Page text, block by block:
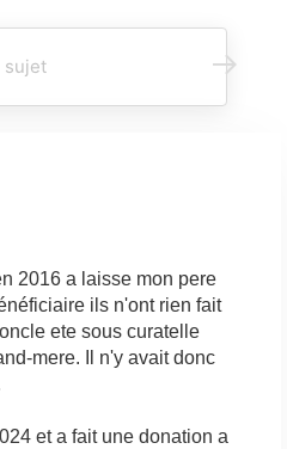
R
2016 a laisse mon pere
ils n'ont rien fait
ete sous curatelle
mere. Il n'y avait donc
et a fait une donation a